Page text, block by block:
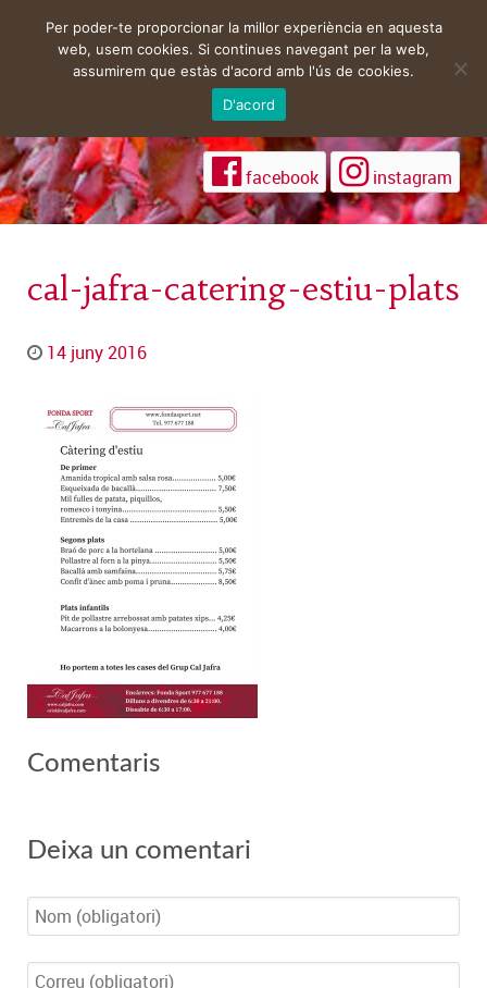
facebook instagram
cal-jafra-catering-estiu-plats
14 juny 2016
Comentaris
Deixa un comentari
Per poder-te proporcionar la millor experiència en aquesta
web, usem cookies. Si continues navegant per la web,
assumirem que estàs d'acord amb l'ús de cookies.
D'acord